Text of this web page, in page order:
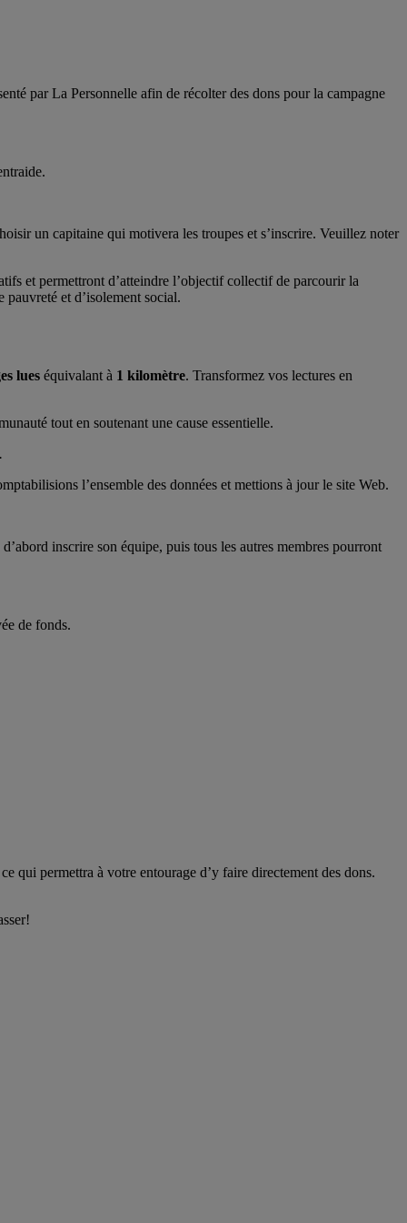
par La Personnelle afin de récolter des dons pour la campagne
un capitaine qui motivera les troupes et s’inscrire. Veuillez noter
et permettront d’atteindre l’objectif collectif de parcourir la
et d’isolement social.
lues équivalant à 1 kilomètre. Transformez vos lectures en
tout en soutenant une cause essentielle.
l’ensemble des données et mettions à jour le site Web.
inscrire son équipe, puis tous les autres membres pourront
de fonds.
qui permettra à votre entourage d’y faire directement des dons.